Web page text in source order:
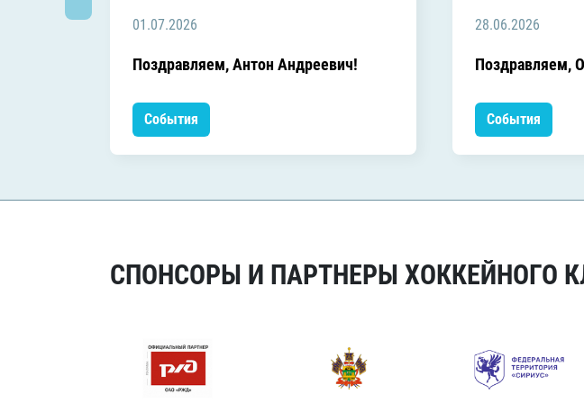
01.07.2026
Поздравляем, Антон Андреевич!
События
28.06.2026
Поздравляем,
События
СПОНСОРЫ И ПАРТНЕРЫ ХОККЕЙНОГО